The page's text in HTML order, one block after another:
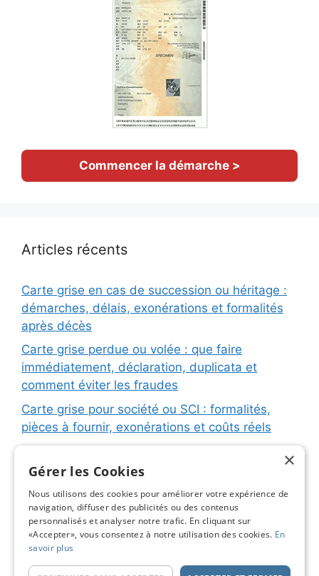
Commencer la démarche >
Articles récents
Carte grise en cas de succession ou héritage :
démarches, délais, exonérations et formalités
après décès
Carte grise perdue ou volée : que faire
immédiatement, déclaration, duplicata et
comment éviter les fraudes
Carte grise pour société ou SCI : formalités,
pièces à fournir, exonérations et coûts réels
immatriculation, fiche d’identification, plaques
Changement de titulaire carte grise : étapes
détaillées, coûts réels et astuces pour éviter les
pièges
×
Gérer les Cookies
Nous utilisons des cookies pour améliorer votre expérience de
navigation, diffuser des publicités ou des contenus
personnalisés et analyser notre trafic. En cliquant sur
«Accepter», vous consentez à notre utilisation des cookies. En
savoir plus